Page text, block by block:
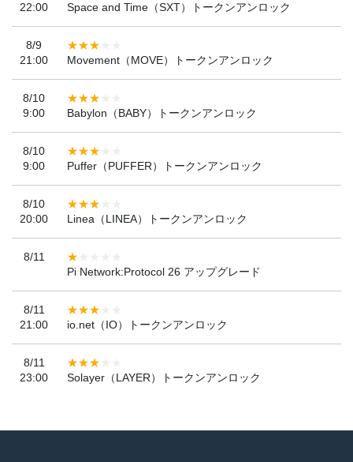
22:00
Space and Time（SXT）トークンアンロック
8/9
21:00
Movement（MOVE）トークンアンロック
8/10
9:00
Babylon（BABY）トークンアンロック
8/10
9:00
Puffer（PUFFER）トークンアンロック
8/10
20:00
Linea（LINEA）トークンアンロック
8/11
Pi Network:Protocol 26 アップグレード
8/11
21:00
io.net（IO）トークンアンロック
8/11
23:00
Solayer（LAYER）トークンアンロック